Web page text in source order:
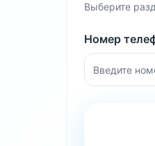
Выберите
Номер